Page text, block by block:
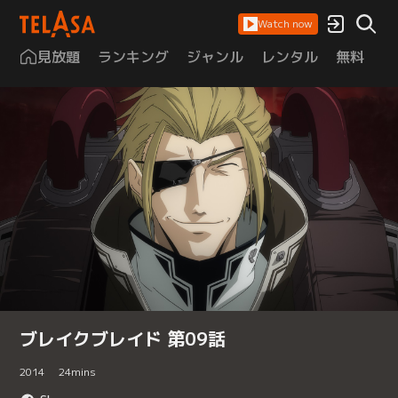
Watch now
見放題 ランキング ジャンル レンタル 無料
ブレイクブレイド 第09話
2014 24mins